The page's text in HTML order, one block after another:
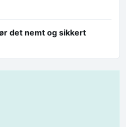
det nemt og sikkert